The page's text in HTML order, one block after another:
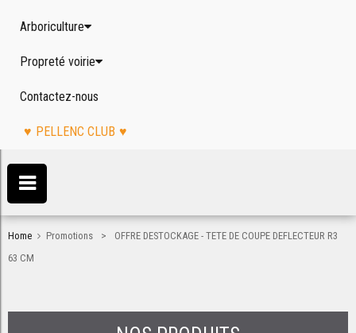
Arboriculture
Propreté voirie
Contactez-nous
PELLENC CLUB
Home Promotions >
OFFRE DESTOCKAGE - TETE DE COUPE DEFLECTEUR R3
63 CM